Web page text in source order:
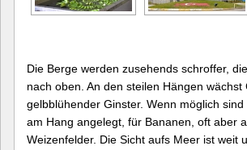
Die Berge werden zusehends schroffer,
nach oben. An den steilen Hängen wächst
gelbblühender Ginster. Wenn möglich
am Hang angelegt, für Bananen, oft aber
Weizenfelder. Die Sicht aufs Meer ist weit